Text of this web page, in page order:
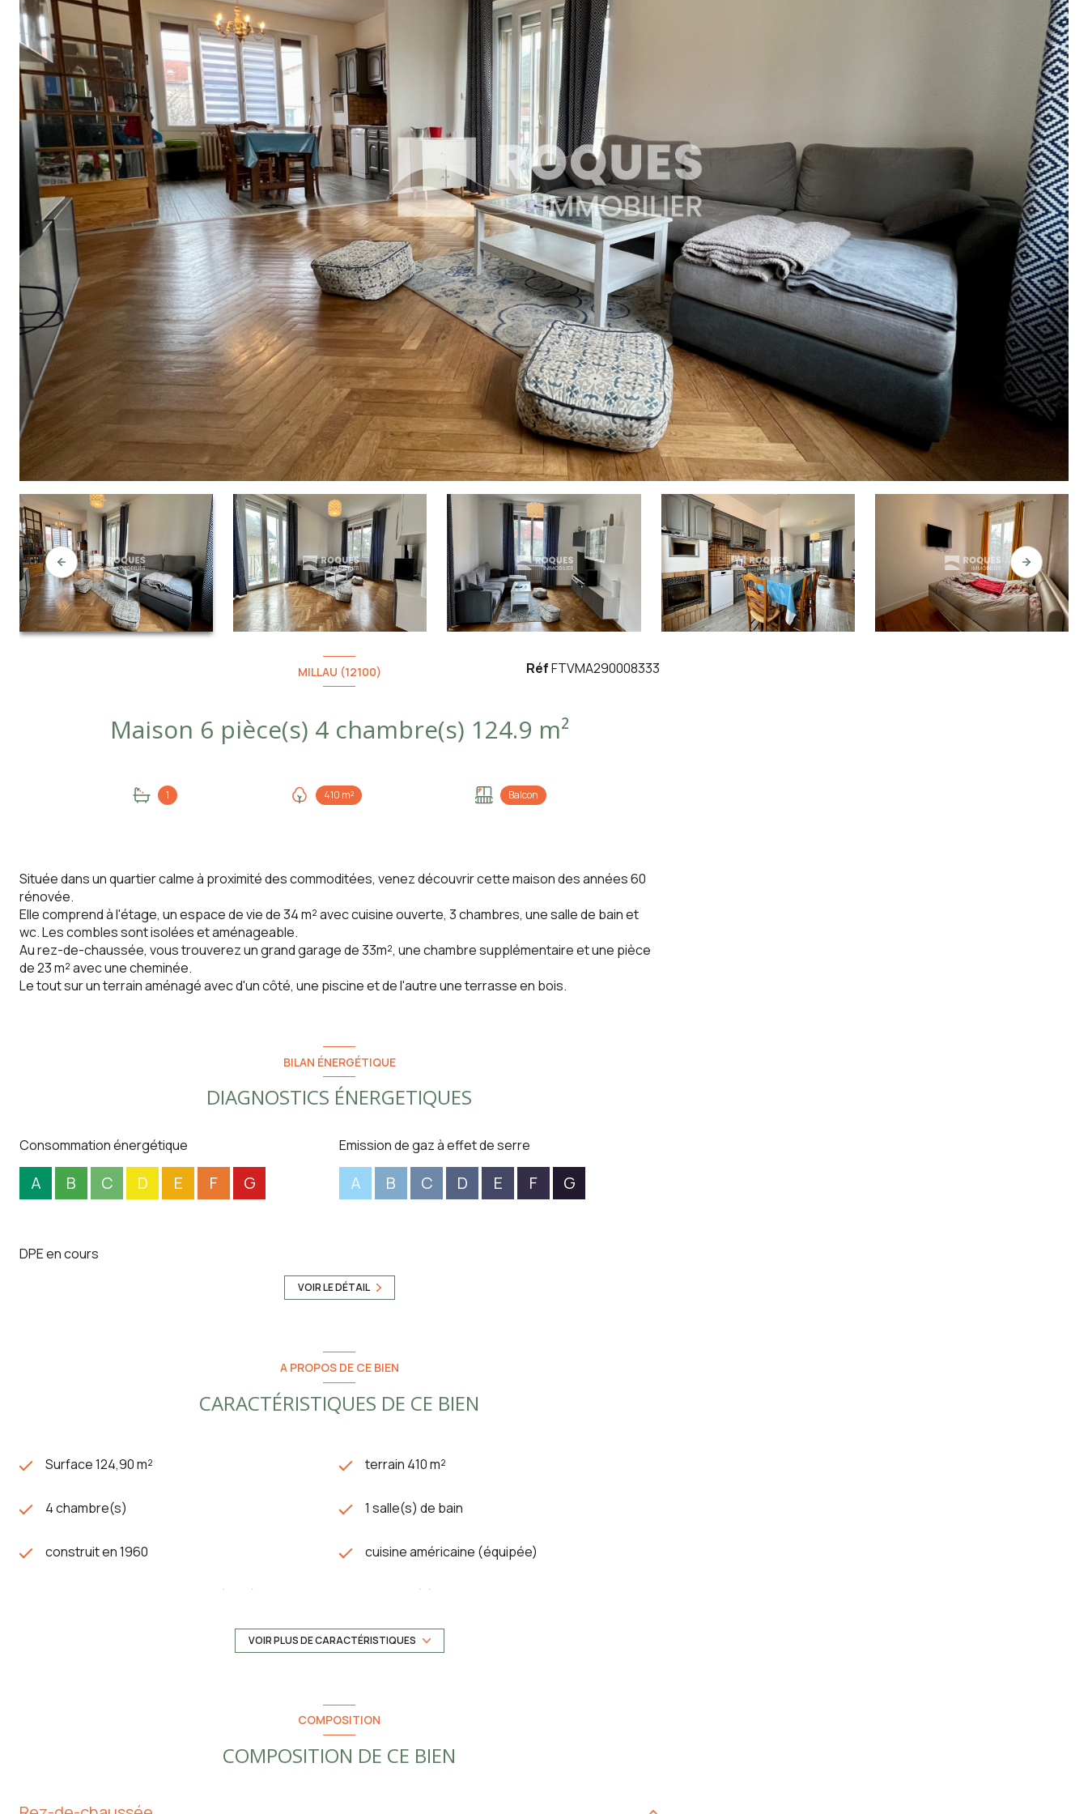
MILLAU (12100)
Maison 6 pièce(s) 4 chambre(s) 124.9 m²
1 410 m² Balcon
RéfFTVMA290008333
Située dans un quartier calme à proximité des commoditées, venez découvrir cette maison des années 60
rénovée.
Elle comprend à l'étage, un espace de vie de 34 m² avec cuisine ouverte, 3 chambres, une salle de bain et
wc. Les combles sont isolées et aménageable.
Au rez-de-chaussée, vous trouverez un grand garage de 33m², une chambre supplémentaire et une pièce
de 23 m² avec une cheminée.
Le tout sur un terrain aménagé avec d'un côté, une piscine et de l'autre une terrasse en bois.
BILAN ÉNERGÉTIQUE
DIAGNOSTICS ÉNERGETIQUES
Consommation énergétique
A B C D E F G
Emission de gaz à effet de serre
A B C D E F G
DPE en cours
VOIR LE DÉTAIL
A PROPOS DE CE BIEN
CARACTÉRISTIQUES DE CE BIEN
Surface 124,90 m² terrain 410 m²
4 chambre(s) 1 salle(s) de bain
construit en 1960 cuisine américaine (équipée)
Chauffage central : radiateur (fioul) 1 garage(s)
3 niveau(x)
piscinable
VOIR PLUS DE CARACTÉRISTIQUES
COMPOSITION
COMPOSITION DE CE BIEN